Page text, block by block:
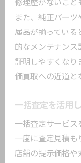
修理歴がないこと
また、純正パー
属品が揃っている
的なメンテナンス
証明しやすくなり
価買取への近道と
一括査定を活用
一括査定サービス
一度に査定見積も
店舗の提示価格や